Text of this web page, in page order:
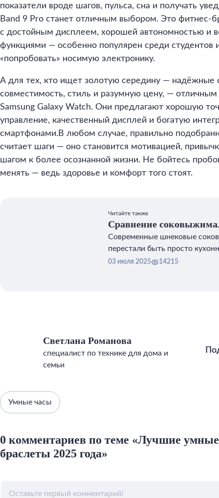
показатели вроде шагов, пульса, сна и получать
Band 9 Pro станет отличным выбором. Это фитнес-
с достойным дисплеем, хорошей автономностью и
функциями — особенно популярен среди студентов
«попробовать» носимую электронику.
А для тех, кто ищет золотую середину — надёжные
совместимость, стиль и разумную цену, — отличным
Samsung Galaxy Watch. Они предлагают хорошую
управление, качественный дисплей и богатую
смартфонами.В любом случае, правильно
считает шаги — оно становится мотивацией,
шагом к более осознанной жизни. Не бойтесь
менять — ведь здоровье и комфорт того стоят.
Читайте также
Сравнение
J950 и Silanga SJ350
Современные шнековые
перестали быть просто
03 июля 2025 14215
Светлана Романова
специалист по технике для дома и
семьи
Умные часы
0 комментариев по теме «Лучшие
браслеты 2025 года»